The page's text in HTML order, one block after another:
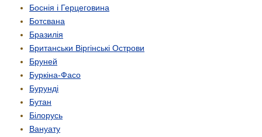
Боснія і Герцеговина
Ботсвана
Бразилія
Британськи Віргінські Острови
Бруней
Буркіна-Фасо
Бурунді
Бутан
Білорусь
Вануату